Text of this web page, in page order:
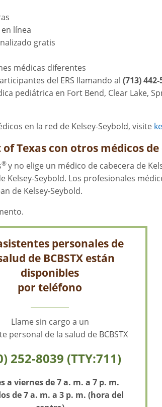
línea
gratis
médicas diferentes
del ERS llamando al (713) 442-
pediátrica en Fort Bend, Clear Lake,
en la red de Kelsey-Seybold, visite
Texas con otros médicos de
®y no elige un médico de cabecera de
Seybold. Los profesionales
de Kelsey-Seybold.
personales de
de BCBSTX están
disponibles
por teléfono
Llame sin cargo a un
personal de la salud de BCBSTX
252-8039 (TTY:711)
a viernes de 7 a. m. a 7 p. m.
de 7 a. m. a 3 p. m. (hora del